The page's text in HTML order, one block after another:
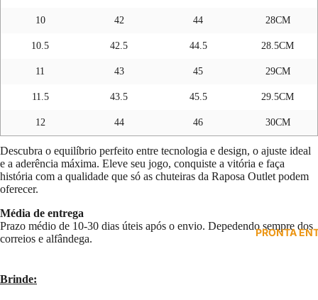
PRONTA
10 42 44 28CM
10.5 42.5 44.5 28.5CM
11 43 45 29CM
11.5 43.5 45.5 29.5CM
12 44 46 30CM
Descubra o equilíbrio perfeito entre tecnologia e design, o ajuste ideal
e a aderência máxima. Eleve seu jogo, conquiste a vitória e faça
história com a qualidade que só as chuteiras da Raposa Outlet podem
oferecer.
Média de entrega
Prazo médio de 10-30 dias úteis após o envio. Depedendo sempre dos
correios e alfândega.
Brinde: